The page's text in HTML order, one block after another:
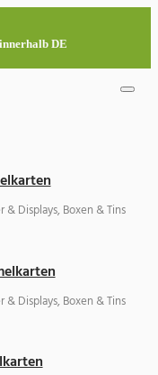
DE
Displays, Boxen & Tins
& Displays, Boxen & Tins